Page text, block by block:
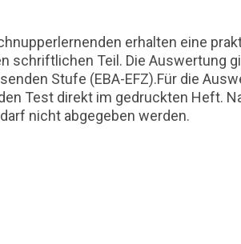
erhalten eine
Teil. Die Auswertung
Stufe (EBA-EFZ).Für die
Test direkt im gedruckten Heft.
nicht abgegeben werden.